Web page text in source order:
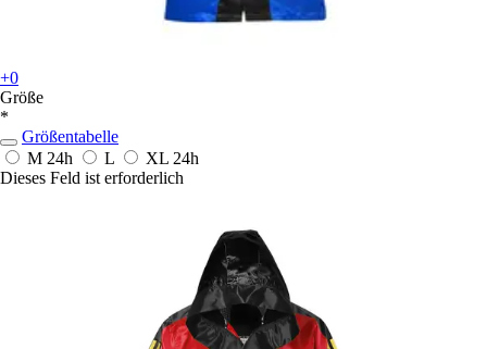
+0
Größe
*
Größentabelle
M 24h L XL 24h
Dieses Feld ist erforderlich